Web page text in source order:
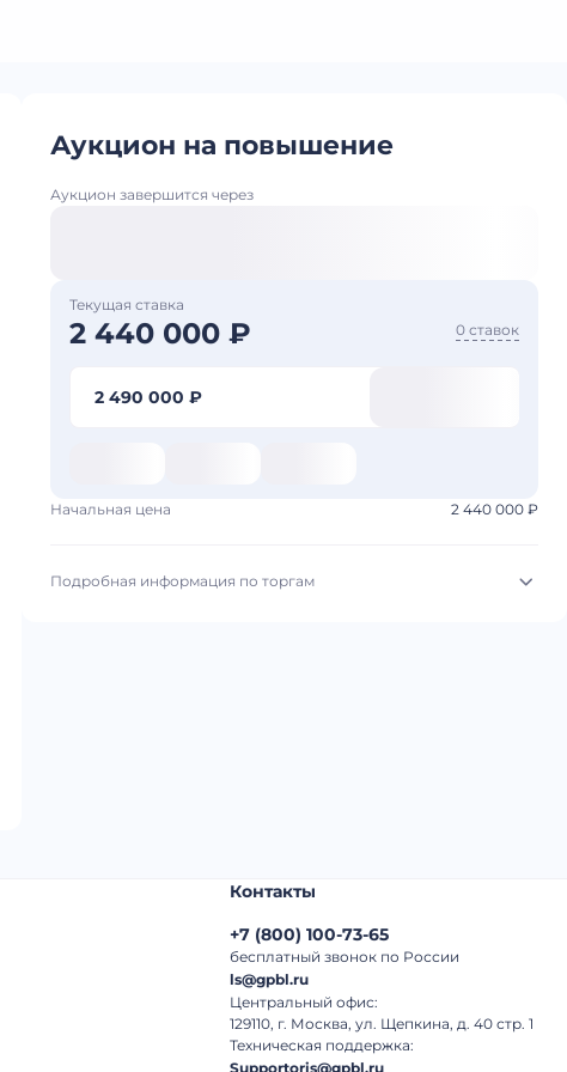
Аукцион на повышение
Аукцион завершится через
Текущая ставка
2 440 000 ₽ 0 ставок
2 490 000 ₽
Начальная цена 2 440 000 ₽
Подробная информация по торгам
-
Самарская Область
Контакты
+7 (800) 100-73-65
бесплатный звонок по России
ls@gpbl.ru
Центральный офис:
129110, г. Москва, ул. Щепкина, д. 40 стр. 1
Техническая поддержка:
Supportoris@gpbl.ru